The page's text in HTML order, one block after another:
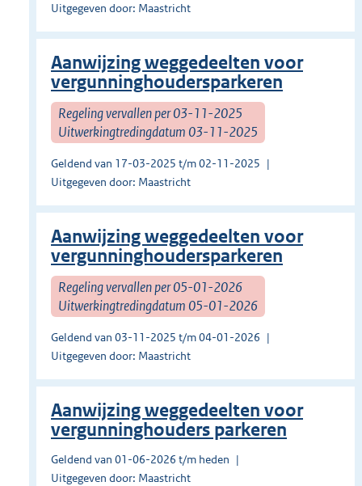
Uitgegeven door: Maastricht
Aanwijzing weggedeelten voor
vergunninghoudersparkeren
Regeling vervallen per 03-11-2025
Uitwerkingtredingdatum 03-11-2025
Geldend van 17-03-2025 t/m 02-11-2025
Uitgegeven door: Maastricht
Aanwijzing weggedeelten voor
vergunninghoudersparkeren
Regeling vervallen per 05-01-2026
Uitwerkingtredingdatum 05-01-2026
Geldend van 03-11-2025 t/m 04-01-2026
Uitgegeven door: Maastricht
Aanwijzing weggedeelten voor
vergunninghouders parkeren
Geldend van 01-06-2026 t/m heden
Uitgegeven door: Maastricht